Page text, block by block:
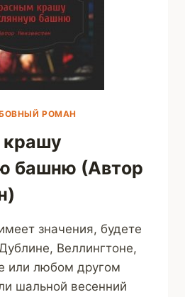
РОМАН
башню (Автор
значения, будете
Веллингтоне,
или любом другом
шальной весенний